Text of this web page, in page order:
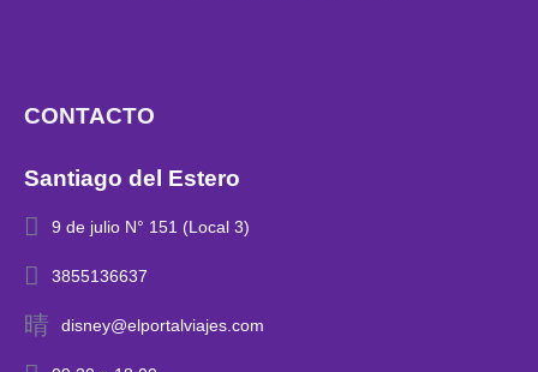
CONTACTO
Santiago del Estero
9 de julio N° 151 (Local 3)
3855136637
disney@elportalviajes.com